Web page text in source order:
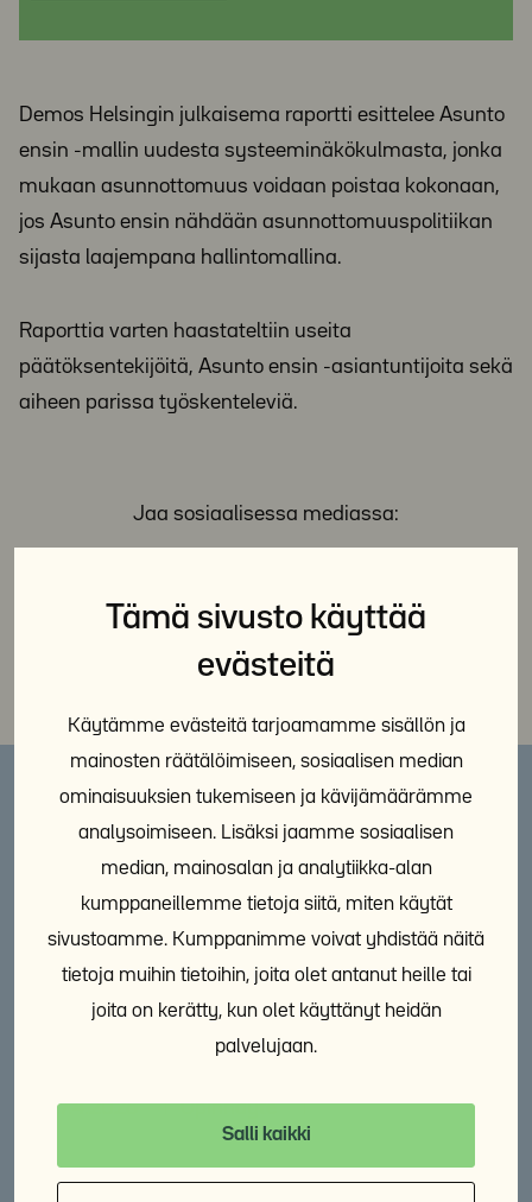
Tämä sivusto käyttää
evästeitä
Käytämme evästeitä tarjoamamme sisällön ja
mainosten räätälöimiseen, sosiaalisen median
ominaisuuksien tukemiseen ja kävijämäärämme
analysoimiseen. Lisäksi jaamme sosiaalisen
median, mainosalan ja analytiikka-alan
kumppaneillemme tietoja siitä, miten käytät
sivustoamme. Kumppanimme voivat yhdistää näitä
tietoja muihin tietoihin, joita olet antanut heille tai
joita on kerätty, kun olet käyttänyt heidän
palvelujaan.
Salli kaikki
Demos Helsingin julkaisema raportti esittelee Asunto
ensin -mallin uudesta systeeminäkökulmasta, jonka
mukaan asunnottomuus voidaan poistaa kokonaan,
jos Asunto ensin nähdään asunnottomuuspolitiikan
sijasta laajempana hallintomallina.
Raporttia varten haastateltiin useita
päätöksentekijöitä, Asunto ensin -asiantuntijoita sekä
aiheen parissa työskenteleviä.
Jaa sosiaalisessa mediassa:
Lisää aiheesta
Opinnäytetyö: Asunnottomuuden
merkitys psyykkiselle ja sosiaaliselle
27.4.2026 Opinnäyte